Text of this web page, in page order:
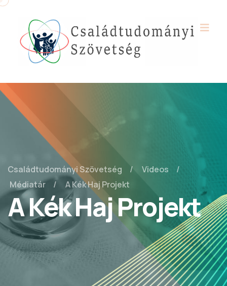
Családtudományi Szövetség
Videos
Médiatár
A Kék Haj Projekt
A Kék Haj Projekt